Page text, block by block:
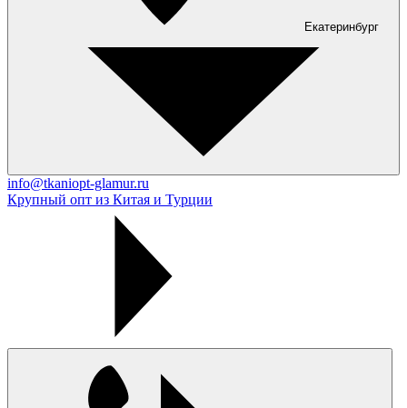
Екатеринбург
info@tkaniopt-glamur.ru
Крупный опт из Китая и Турции